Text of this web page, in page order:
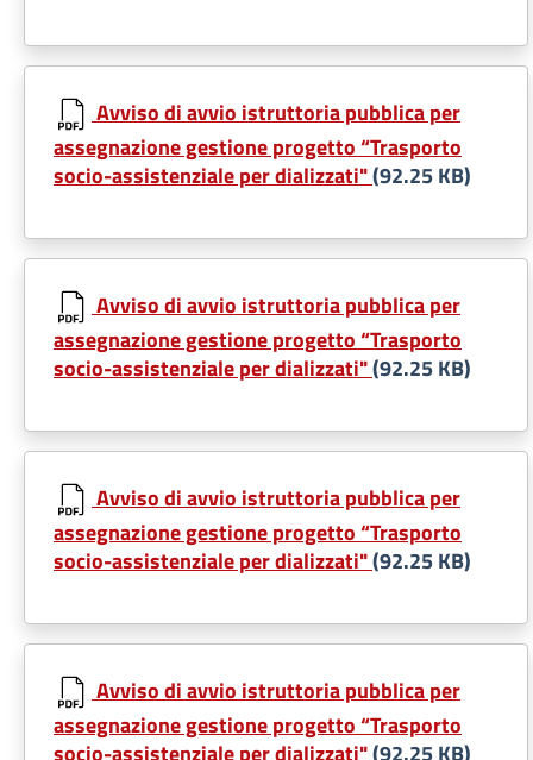
Avviso di avvio istruttoria pubblica per
assegnazione gestione progetto “Trasporto
socio-assistenziale per dializzati"(92.25 KB)
Avviso di avvio istruttoria pubblica per
assegnazione gestione progetto “Trasporto
socio-assistenziale per dializzati"(92.25 KB)
Avviso di avvio istruttoria pubblica per
assegnazione gestione progetto “Trasporto
socio-assistenziale per dializzati"(92.25 KB)
Avviso di avvio istruttoria pubblica per
assegnazione gestione progetto “Trasporto
socio-assistenziale per dializzati"(92.25 KB)